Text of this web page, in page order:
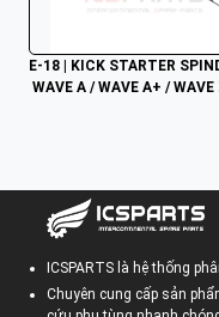
E-18 | KICK STARTER
WAVE A / WAVE A+ / WAVE
ICSPARTS là hệ thống
Chuyên cung cấp sản